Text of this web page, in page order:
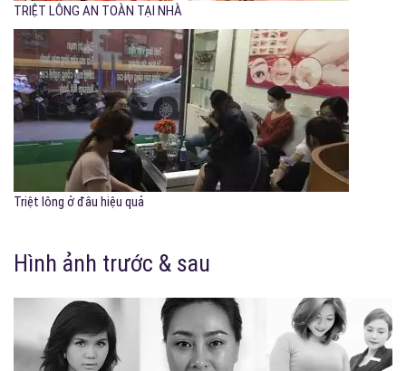
TRIỆT LÔNG AN TOÀN TẠI NHÀ
Triệt lông ở đâu hiệu quả
Hình ảnh trước & sau